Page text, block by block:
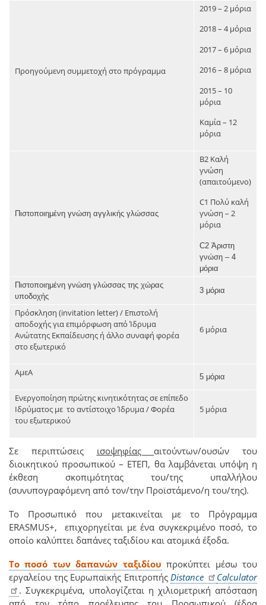
Προηγούμενη συμμετοχή στο πρόγραμμα
2019 – 2 μόρια
2018 – 4 μόρια
2017 – 6 μόρια
2016 – 8 μόρια
2015 – 10
μόρια
Καμία – 12
μόρια
Πιστοποιημένη γνώση αγγλικής γλώσσας
Β2 Καλή
γνώση
(απαιτούμενο)
C1 Πολύ καλή
γνώση – 2
μόρια
C2 Άριστη
γνώση – 4
μόρια
Πιστοποιημένη γνώση γλώσσας της χώρας
υποδοχής
3 μόρια
Πρόσκληση (invitation letter) / Επιστολή
αποδοχής για επιμόρφωση από Ίδρυμα
Ανώτατης Εκπαίδευσης ή άλλο συναφή φορέα
στο εξωτερικό
6 μόρια
ΑμεΑ 5 μόρια
Ενεργοποίηση πρώτης κινητικότητας σε επίπεδο
Ιδρύματος με το αντίστοιχο Ίδρυμα / Φορέα
του εξωτερικού
5 μόρια
Σε περιπτώσεις ισοψηφίας αιτούντων/ουσών του
διοικητικού προσωπικού – ΕΤΕΠ, θα λαμβάνεται υπόψη η
έκθεση σκοπιμότητας του/της υπαλλήλου
(συνυπογραφόμενη από τον/την Προϊστάμενο/η του/της).
To Προσωπικό που μετακινείται με το Πρόγραμμα
ERASMUS+, επιχορηγείται με ένα συγκεκριμένο ποσό, το
οποίο καλύπτει δαπάνες ταξιδίου και ατομικά έξοδα.
Το ποσό των δαπανών ταξιδίου προκύπτει μέσω του
εργαλείου της Ευρωπαϊκής Επιτροπής Distance
Calculator
. Συγκεκριμένα, υπολογίζεται η χιλιομετρική απόσταση